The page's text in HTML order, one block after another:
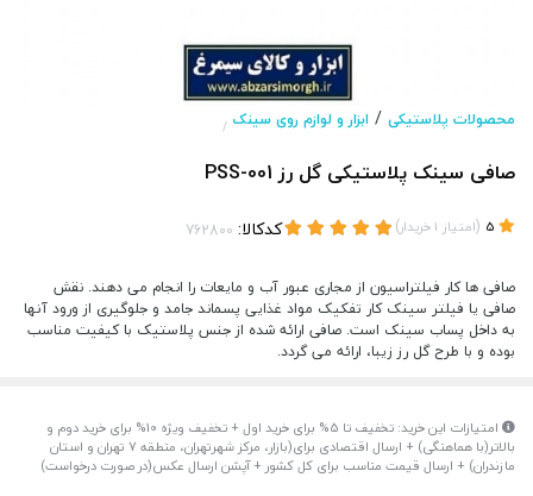
محصولات پلاستیکی / ابزار و لوازم روی سینک /
صافی سینک پلاستیکی گل رز PSS-001
(امتیاز 1خریدار) کدکالا:
صافی ها کار فیلتراسیون از مجاری عبور آب و مایعات را انجام می دهند. نقش
صافی یا فیلتر سینک کار تفکیک مواد غذایی پسماند جامد و جلوگیری از ورود آنها
به داخل پساب سینک است. صافی ارائه شده از جنس پلاستیک با کیفیت مناسب
بوده و با طرح گل رز زیبا، ارائه می گردد.
امتیازات این خرید: تخفیف تا 5% برای خرید اول + تخفیف ویژه 10% برای خرید دوم و
بالاتر(با هماهنگی) + ارسال اقتصادی برای(بازار، مرکز شهرتهران، منطقه 7 تهران و استان
مازندران) + ارسال قیمت مناسب برای کل کشور + آپشن ارسال عکس(در صورت درخواست)